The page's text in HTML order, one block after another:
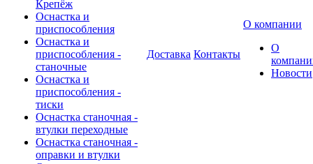
Крепёж
Оснастка и
приспособления
Оснастка и
приспособления -
станочные
Оснастка и
приспособления -
тиски
Оснастка станочная -
втулки переходные
Оснастка станочная -
оправки и втулки
Доставка Контакты
О компании
О
Новости